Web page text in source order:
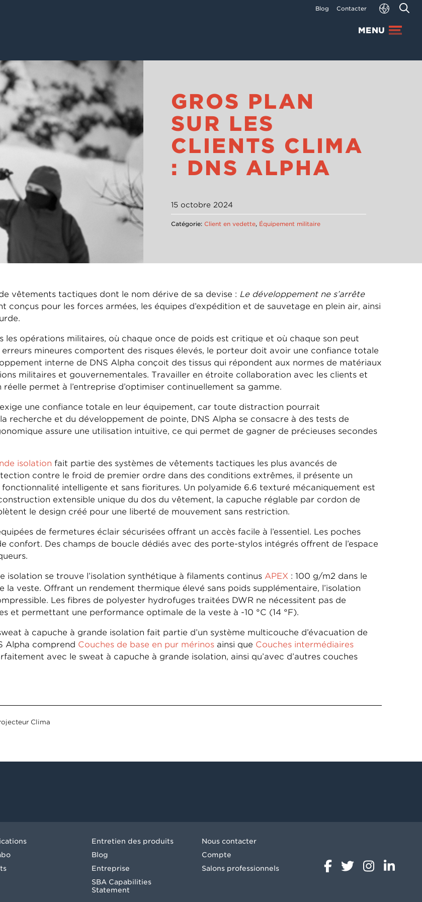
Blog Contacter
MENU
GROS PLAN
SUR LES
CLIENTS CLIMA
: DNS ALPHA
15 octobre 2024
Catégorie: Client en vedette, Équipement militaire
vêtements tactiques dont le nom dérive de sa devise : Le développement ne s’arrête
conçus pour les forces armées, les équipes d’expédition et de sauvetage en plein air, ainsi
les opérations militaires, où chaque once de poids est critique et où chaque son peut
mineures comportent des risques élevés, le porteur doit avoir une confiance totale
interne de DNS Alpha conçoit des tissus qui répondent aux normes de matériaux
militaires et gouvernementales. Travailler en étroite collaboration avec les clients et
permet à l’entreprise d’optimiser continuellement sa gamme.
une confiance totale en leur équipement, car toute distraction pourrait
recherche et du développement de pointe, DNS Alpha se consacre à des tests de
assure une utilisation intuitive, ce qui permet de gagner de précieuses secondes
isolation fait partie des systèmes de vêtements tactiques les plus avancés de
contre le froid de premier ordre dans des conditions extrêmes, il présente un
intelligente et sans fioritures. Un polyamide 6.6 texturé mécaniquement est
extensible unique du dos du vêtement, la capuche réglable par cordon de
le design créé pour une liberté de mouvement sans restriction.
de fermetures éclair sécurisées offrant un accès facile à l’essentiel. Les poches
confort. Des champs de boucle dédiés avec des porte-stylos intégrés offrent de l’espace
se trouve l’isolation synthétique à filaments continus APEX : 100 g/m2 dans le
la veste. Offrant un rendement thermique élevé sans poids supplémentaire, l’isolation
Les fibres de polyester hydrofuges traitées DWR ne nécessitent pas de
et permettant une performance optimale de la veste à -10 °C (14 °F).
à capuche à grande isolation fait partie d’un système multicouche d’évacuation de
Alpha comprend Couches de base en pur mérinosainsi que Couches intermédiaires
avec le sweat à capuche à grande isolation, ainsi qu’avec d’autres couches
Clima
Entretien des produits
Blog
Entreprise
SBA Capabilities
Statement
Nous contacter
Compte
Salons professionnels